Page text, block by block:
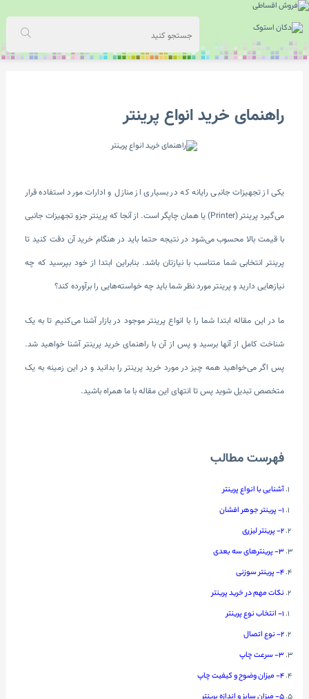
راهنمای خرید انواع پرینتر
یکی از تجهیزات جانبی رایانه که در بسیاری از منازل و ادارات مورد استفاده قرار
‌می‌گیرد پرینتر (Printer) یا همان چاپگر است. از آنجا که پرینتر جزو تجهیزات جانبی
با قیمت بالا محسوب می‌شود در نتیجه حتما باید در هنگام خرید آن دقت کنید تا
پرینتر انتخابی شما متناسب با نیازتان باشد. بنابراین ابتدا از خود بپرسید که چه
نیازهایی دارید و پرینتر مورد نظر شما باید چه خواسته‌هایی را برآورده کند؟
ما در این مقاله ابتدا شما را با انواع پرینتر موجود در بازار آشنا ‌می‌کنیم تا به یک
شناخت کامل از آنها برسید و پس از آن با راهنمای خرید پرینتر آشنا خواهید شد.
پس اگر می‌خواهید همه چیز در مورد خرید پرینتر را بدانید و در این زمینه به یک
متخصص تبدیل شوید پس تا انتهای این مقاله با ما همراه باشید.
فهرست مطالب
آشنایی با انواع پرینتر
1- پرینتر جوهر افشان
2- پرینتر لیزری
3- پرینترهای سه بعدی
4- پرینتر سوزنی
نکات مهم در خرید پرینتر
1- انتخاب نوع پرینتر
2- نوع اتصال
3- سرعت چاپ
4- میزان وضوح و کیفیت چاپ